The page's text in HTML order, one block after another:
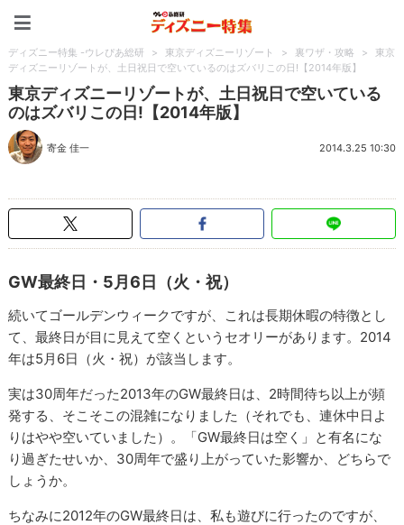
ディズニー特集 -ウレぴあ総研 > 東京ディズニーリゾート > 裏ワザ・攻略 >
東京
ディズニーリゾートが、土日祝日で空いているのはズバリこの日!【2014年版】
東京ディズニーリゾートが、土日祝日で空いている
のはズバリこの日!【2014年版】
寄金 佳一 2014.3.25 10:30
GW最終日・5月6日（火・祝）
続いてゴールデンウィークですが、これは長期休暇の特徴とし
て、最終日が目に見えて空くというセオリーがあります。2014
年は5月6日（火・祝）が該当します。
実は30周年だった2013年のGW最終日は、2時間待ち以上が頻
発する、そこそこの混雑になりました（それでも、連休中日よ
りはやや空いていました）。「GW最終日は空く」と有名にな
り過ぎたせいか、30周年で盛り上がっていた影響か、どちらで
しょうか。
ちなみに2012年のGW最終日は、私も遊びに行ったのですが、